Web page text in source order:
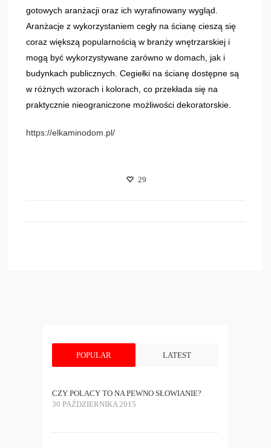
gotowych aranżacji oraz ich wyrafinowany wygląd.
Aranżacje z wykorzystaniem cegły na ścianę cieszą się
coraz większą popularnością w branży wnętrzarskiej i
mogą być wykorzystywane zarówno w domach, jak i
budynkach publicznych. Cegiełki na ścianę dostępne są
w różnych wzorach i kolorach, co przekłada się na
praktycznie nieograniczone możliwości dekoratorskie.
https://elkaminodom.pl/
29
POPULAR LATEST
CZY POLACY TO NA PEWNO SŁOWIANIE?
30 PAŹDZIERNIKA 2015